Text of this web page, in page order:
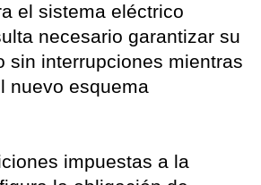
el sistema eléctrico
necesario garantizar su
sin interrupciones mientras
nuevo esquema
impuestas a la